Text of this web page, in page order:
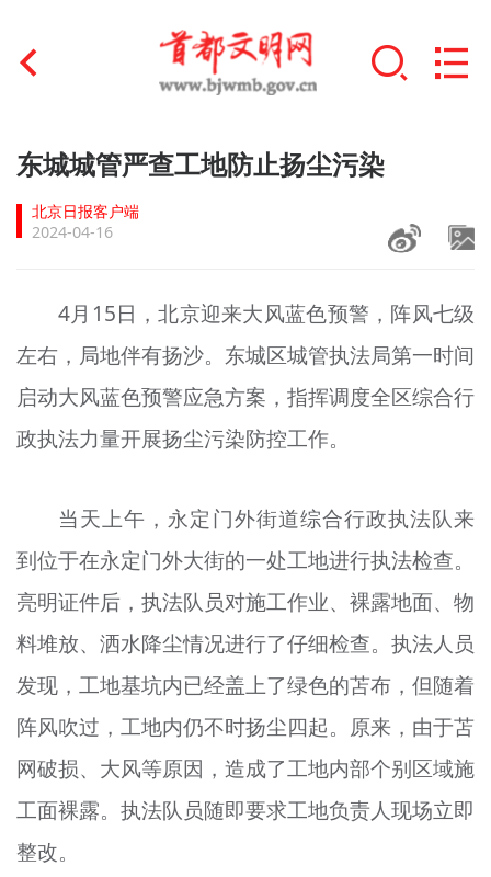
首页
文明创建
文明培育
+
未成年人思想道德建设
榜样人物
+
文明评论
北京宣传文化引导基金
宣传思想文化人才
专题
资料库
+
东城城管严查工地防止扬尘污染
北京日报客户端
2024-04-16
4月15日，北京迎来大风蓝色预警，阵风七级
左右，局地伴有扬沙。东城区城管执法局第一时间
启动大风蓝色预警应急方案，指挥调度全区综合行
政执法力量开展扬尘污染防控工作。
当天上午，永定门外街道综合行政执法队来
到位于在永定门外大街的一处工地进行执法检查。
亮明证件后，执法队员对施工作业、裸露地面、物
料堆放、洒水降尘情况进行了仔细检查。执法人员
发现，工地基坑内已经盖上了绿色的苫布，但随着
阵风吹过，工地内仍不时扬尘四起。原来，由于苫
网破损、大风等原因，造成了工地内部个别区域施
工面裸露。执法队员随即要求工地负责人现场立即
整改。